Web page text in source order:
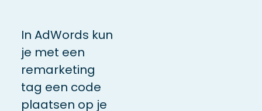
In AdWords kun
je met een
remarketing
tag een code
plaatsen op je